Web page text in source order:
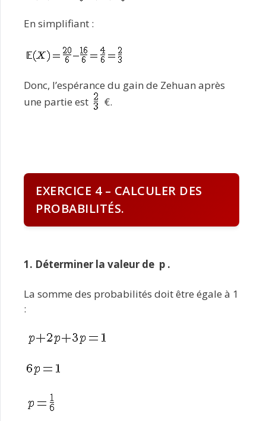
En simplifiant :
Donc, l’espérance du gain de Zehuan après
une partie est
€.
EXERCICE 4 – CALCULER DES
PROBABILITÉS.
1. Déterminer la valeur de p .
La somme des probabilités doit être égale à 1
: